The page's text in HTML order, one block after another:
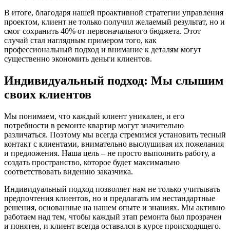
В итоге, благодаря нашей проактивной стратегии управления
проектом, клиент не только получил желаемый результат, но и
смог сохранить 40% от первоначального бюджета. Этот
случай стал наглядным примером того, как
профессиональный подход и внимание к деталям могут
существенно экономить деньги клиентов.
Индивидуальный подход: Мы слышим
своих клиентов
Мы понимаем, что каждый клиент уникален, и его
потребности в ремонте квартир могут значительно
различаться. Поэтому мы всегда стремимся установить тесный
контакт с клиентами, внимательно выслушивая их пожелания
и предложения. Наша цель – не просто выполнить работу, а
создать пространство, которое будет максимально
соответствовать видению заказчика.
Индивидуальный подход позволяет нам не только учитывать
предпочтения клиентов, но и предлагать им нестандартные
решения, основанные на нашем опыте и знаниях. Мы активно
работаем над тем, чтобы каждый этап ремонта был прозрачен
и понятен, и клиент всегда оставался в курсе происходящего.